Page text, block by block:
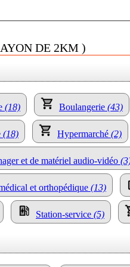
DE 2KM )
(18) Boulangerie (43)
(18) Hypermarché (2)
et de matériel audio-vidéo
et orthopédique (13)
Station-service (5)